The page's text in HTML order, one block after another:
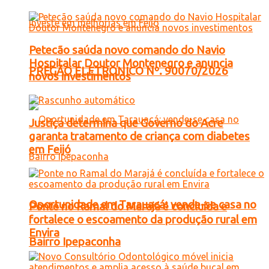
PREGÃO ELETRONICO Nº. 90070/2026
Oportunidade em Tarauacá: vende-se casa no
Bairro Ipepaconha
Petecão saúda novo comando do Navio
Hospitalar Doutor Montenegro e anuncia
novos investimentos
Justiça determina que Governo do Acre
garanta tratamento de criança com diabetes
em Feijó
Ponte no Ramal do Marajá é concluída e
fortalece o escoamento da produção rural em
Envira